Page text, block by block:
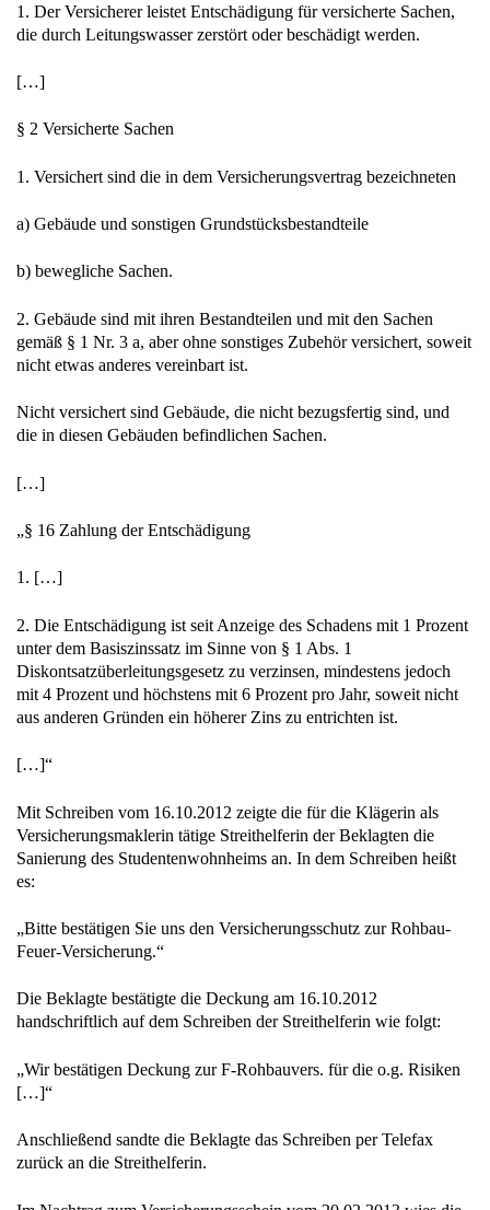
1. Der Versicherer leistet Entschädigung für versicherte Sachen,
die durch Leitungswasser zerstört oder beschädigt werden.
[…]
§ 2 Versicherte Sachen
1. Versichert sind die in dem Versicherungsvertrag bezeichneten
a) Gebäude und sonstigen Grundstücksbestandteile
b) bewegliche Sachen.
2. Gebäude sind mit ihren Bestandteilen und mit den Sachen
gemäß § 1 Nr. 3 a, aber ohne sonstiges Zubehör versichert, soweit
nicht etwas anderes vereinbart ist.
Nicht versichert sind Gebäude, die nicht bezugsfertig sind, und
die in diesen Gebäuden befindlichen Sachen.
[…]
„§ 16 Zahlung der Entschädigung
1. […]
2. Die Entschädigung ist seit Anzeige des Schadens mit 1 Prozent
unter dem Basiszinssatz im Sinne von § 1 Abs. 1
Diskontsatzüberleitungsgesetz zu verzinsen, mindestens jedoch
mit 4 Prozent und höchstens mit 6 Prozent pro Jahr, soweit nicht
aus anderen Gründen ein höherer Zins zu entrichten ist.
[…]“
Mit Schreiben vom 16.10.2012 zeigte die für die Klägerin als
Versicherungsmaklerin tätige Streithelferin der Beklagten die
Sanierung des Studentenwohnheims an. In dem Schreiben heißt
es:
„Bitte bestätigen Sie uns den Versicherungsschutz zur Rohbau-
Feuer-Versicherung.“
Die Beklagte bestätigte die Deckung am 16.10.2012
handschriftlich auf dem Schreiben der Streithelferin wie folgt:
„Wir bestätigen Deckung zur F-Rohbauvers. für die o.g. Risiken
[…]“
Anschließend sandte die Beklagte das Schreiben per Telefax
zurück an die Streithelferin.